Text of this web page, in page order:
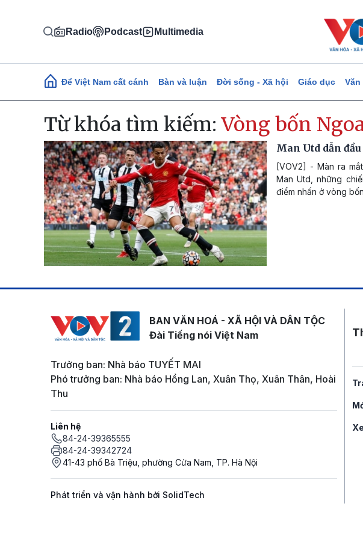
Radio Podcast Multimedia
Main navigation
Để Việt Nam cất cánh Bàn và luận Đời sống - Xã hội Giáo dục Văn
Từ khóa tìm kiếm:Vòng bốn
Man Utd dẫn
[VOV2] - Màn ra
Man Utd, những
điểm nhấn ở vòng
BAN VĂN HOÁ - XÃ HỘI VÀ DÂN TỘC
Đài Tiếng nói Việt Nam
Trưởng ban: Nhà báo TUYẾT MAI
Phó trưởng ban: Nhà báo Hồng Lan, Xuân Thọ, Xuân Thân, Hoài
Thu
Liên hệ
84-24-39365555
84-24-39342724
41-43 phố Bà Triệu, phường Cửa Nam, TP. Hà Nội
Phát triển và vận hành bởi SolidTech